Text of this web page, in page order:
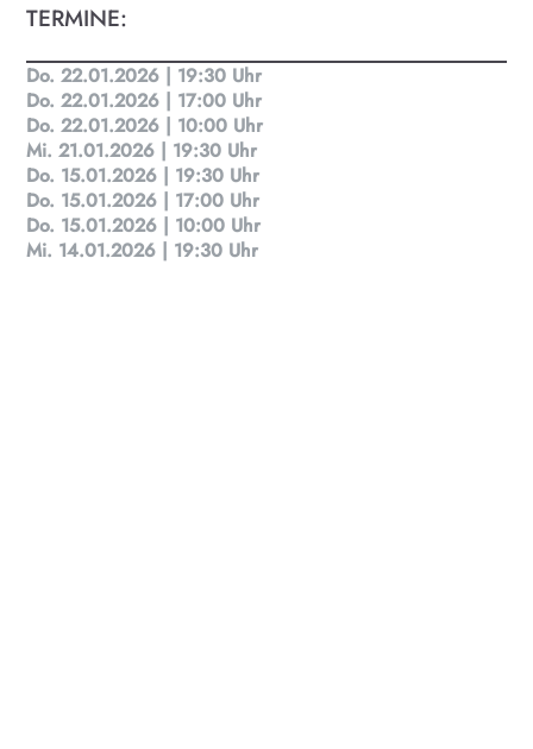
TERMINE:
Do. 22.01.2026 | 19:30 Uhr
Do. 22.01.2026 | 17:00 Uhr
Do. 22.01.2026 | 10:00 Uhr
Mi. 21.01.2026 | 19:30 Uhr
Do. 15.01.2026 | 19:30 Uhr
Do. 15.01.2026 | 17:00 Uhr
Do. 15.01.2026 | 10:00 Uhr
Mi. 14.01.2026 | 19:30 Uhr